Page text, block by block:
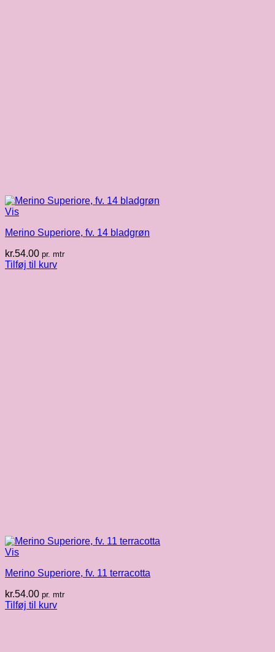
Vis
Merino Superiore, fv. 14 bladgrøn
kr.54.00 pr. mtr
Tilføj til kurv
Vis
Merino Superiore, fv. 11 terracotta
kr.54.00 pr. mtr
Tilføj til kurv